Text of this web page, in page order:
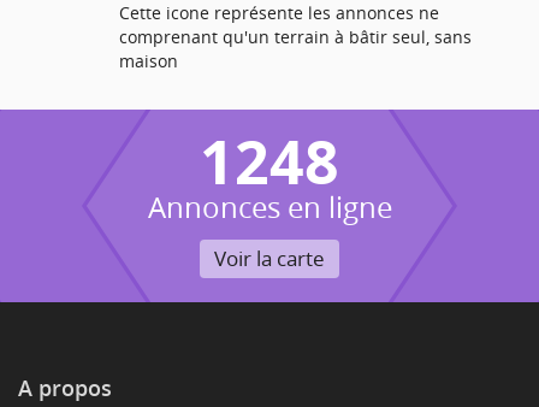
Cette icone représente les annonces ne
comprenant qu'un terrain à bâtir seul, sans
maison
1248
Annonces en ligne
Voir la carte
A propos